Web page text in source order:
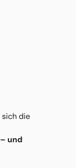
sich die
und